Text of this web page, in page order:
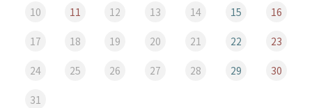
10 11 12 13 14 15 16
17 18 19 20 21 22 23
24 25 26 27 28 29 30
31